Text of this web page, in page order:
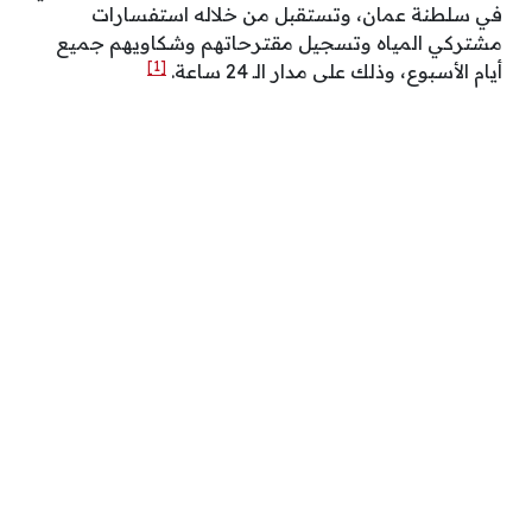
في سلطنة عمان، وتستقبل من خلاله استفسارات
مشتركي المياه وتسجيل مقترحاتهم وشكاويهم جميع
أيام الأسبوع، وذلك على مدار الـ 24 ساعة.
[1]